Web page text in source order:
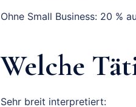
Ohne Small Business: 20 %
Welche
Sehr breit interpretiert: